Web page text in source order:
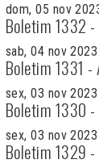
dom, 05 nov
Boletim 1332
sab, 04 nov 2023
Boletim 1331 -
sex, 03 nov 2023
Boletim 1330
sex, 03 nov 2023
Boletim 1329